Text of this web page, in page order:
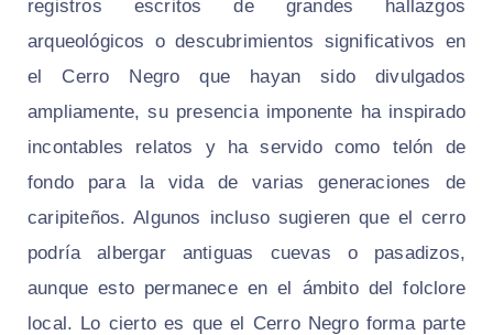
registros escritos de grandes hallazgos
arqueológicos o descubrimientos significativos en
el Cerro Negro que hayan sido divulgados
ampliamente, su presencia imponente ha inspirado
incontables relatos y ha servido como telón de
fondo para la vida de varias generaciones de
caripiteños. Algunos incluso sugieren que el cerro
podría albergar antiguas cuevas o pasadizos,
aunque esto permanece en el ámbito del folclore
local. Lo cierto es que el Cerro Negro forma parte